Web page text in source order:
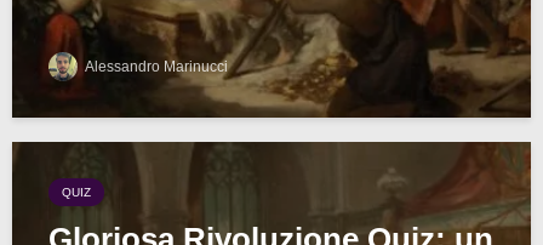
Alessandro Marinucci
QUIZ